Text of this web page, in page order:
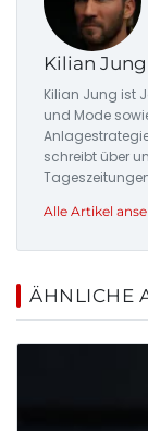
Kilian Jung
Kilian Jung ist
und Mode
schreibt über
Alle Artikel
ÄHNLICHE